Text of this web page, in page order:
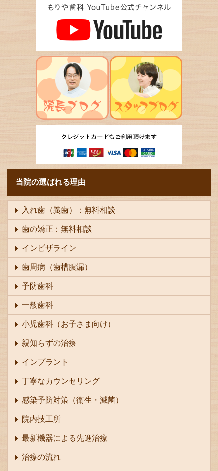
当院の選ばれる理由
入れ歯（義歯）：無料相談
歯の矯正：無料相談
インビザライン
歯周病（歯槽膿漏）
予防歯科
一般歯科
小児歯科（お子さま向け）
親知らずの治療
インプラント
丁寧なカウンセリング
感染予防対策（衛生・滅菌）
院内技工所
最新機器による先進治療
治療の流れ